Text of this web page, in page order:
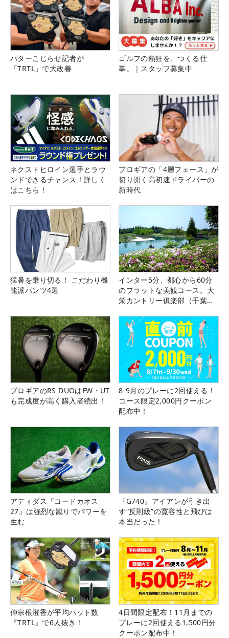
パターこじらせ記者が
「TRTL」で大改善
ゴルフの熱狂を、つくる仕
事。｜スタッフ募集中
ネクストヒロイン選手とラウ
ンドできるチャンス！詳しく
はこちら！
プロギアの「4層フェース」が
切り開く高初速ドライバーの
新時代
猛暑を乗り切る！ こだわり機
能派パンツ4選
インター5分、都心から60分
のフラットな美観コース。大
栄カントリー俱楽部（千葉
プロギアのRS DUOはFW・UT
も完成度が高く購入者続出！
8-9月のプレーに2回使える！
コース限定2,000円クーポン
配布中！
アディダス『コードカオス
27』は強烈な蹴りでパワーを
生む
『G740』アイアンが引き出
す“反則級”の寛容性と飛びは
本当だった！
仲宗根澄香が平均パット数
『TRTL』で6人抜き！
4日間限定配布！11月までの
プレーに2回使える1,500円分
クーポン配布中！